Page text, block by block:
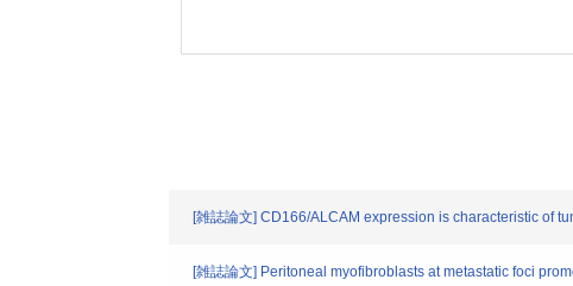
[雑誌論文] CD166/ALCAM expression is characteristic of
[雑誌論文] Peritoneal myofibroblasts at metastatic foci